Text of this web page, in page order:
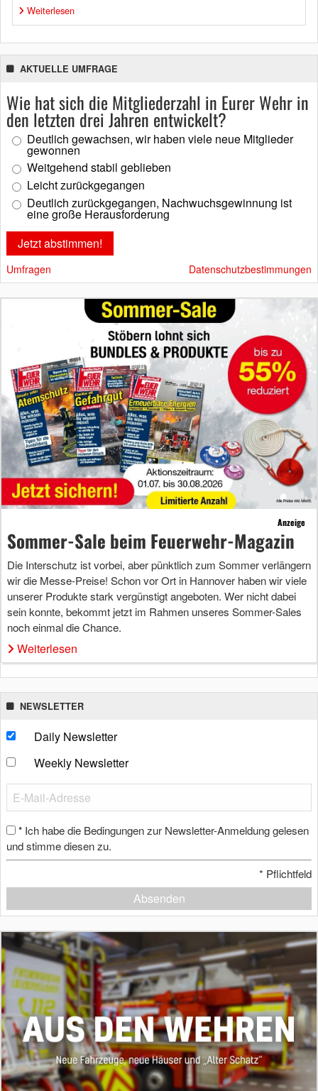
Weiterlesen
AKTUELLE UMFRAGE
Wie hat sich die Mitgliederzahl in Eurer Wehr in
den letzten drei Jahren entwickelt?
Deutlich gewachsen, wir haben viele neue Mitglieder
gewonnen
Weitgehend stabil geblieben
Leicht zurückgegangen
Deutlich zurückgegangen, Nachwuchsgewinnung ist
eine große Herausforderung
Umfragen Datenschutzbestimmungen
Anzeige
Sommer-Sale beim Feuerwehr-Magazin
Die Interschutz ist vorbei, aber pünktlich zum Sommer verlängern
wir die Messe-Preise! Schon vor Ort in Hannover haben wir viele
unserer Produkte stark vergünstigt angeboten. Wer nicht dabei
sein konnte, bekommt jetzt im Rahmen unseres Sommer-Sales
noch einmal die Chance.
Weiterlesen
NEWSLETTER
Daily Newsletter
Weekly Newsletter
* Ich habe die Bedingungen zur Newsletter-Anmeldung gelesen
und stimme diesen zu.
* Pflichtfeld
Absenden